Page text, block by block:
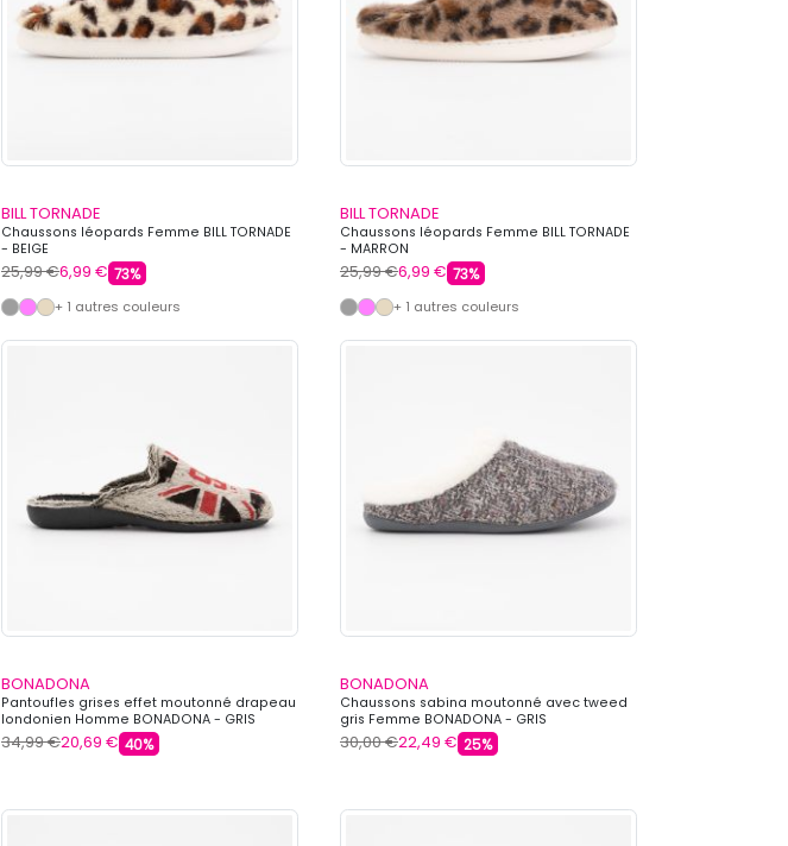
BILL TORNADE
Chaussons léopards Femme BILL TORNADE
- BEIGE
25,99 €6,99 € 73%
+ 1 autres couleurs
BILL TORNADE
Chaussons léopards Femme BILL TORNADE
- MARRON
25,99 €6,99 € 73%
+ 1 autres couleurs
BONADONA
Pantoufles grises effet moutonné drapeau
londonien Homme BONADONA - GRIS
34,99 €20,69 € 40%
BONADONA
Chaussons sabina moutonné avec tweed
gris Femme BONADONA - GRIS
30,00 €22,49 € 25%